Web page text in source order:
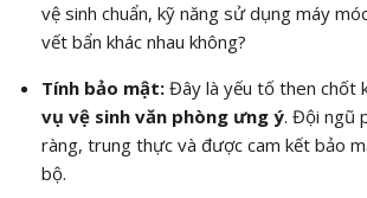
vệ sinh chuẩn, kỹ năng sử dụng máy
vết bẩn khác nhau không?
Tính bảo mật:Đây là yếu tố then chốt
vụ vệ sinh văn phòng ưng ý. Đội ngũ
ràng, trung thực và được cam kết bảo
bộ.